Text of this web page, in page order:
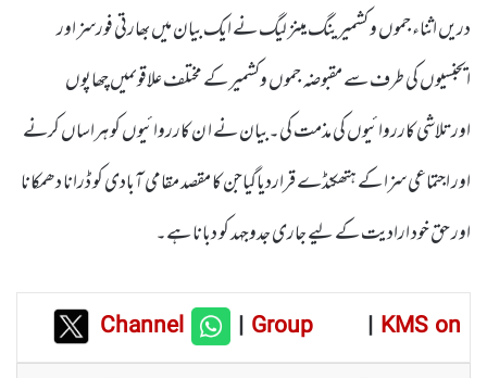
دریں اثناء جموں و کشمیر ینگ مینز لیگ نے ایک بیان میں بھارتی فورسز اور
ایجنسیوں کی طرف سے مقبوضہ جموں وکشمیر کے مختلف علاقوںمیں چھاپوں
اورتلاشی کارروائیوں کی مذمت کی۔بیان نے ا ن کارروائیوں کو ہراساں کرنے
اور اجتماعی سزا کے ہتھکنڈے قراردیاگیاجن کا مقصد مقامی آبادی کو ڈرانا دھمکانا
اور حق خود ارادیت کے لیے جاری جدوجہد کو دبانا ہے۔
Channel |Group | KMS on